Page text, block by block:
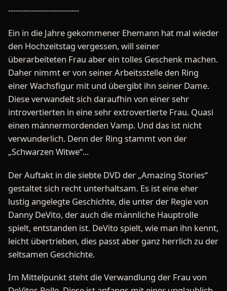
----------------------------
Ein in die Jahre gekommener Ehemann hat mal wieder
den Hochzeitstag vergessen, will seiner
überarbeiteten Frau aber ein tolles Geschenk machen.
Daher nimmt er von seiner Arbeitsstelle den Ring
einer Wachsfigur mit und übergibt ihn seiner Dame.
Diese verwandelt sich daraufhin von einer sehr
introvertierten in eine sehr extrovertierte Frau. Quasi
einen männermordenden Vamp. Und das ist nicht
verwunderlich. Denn der Ring stammt von der
„Schwarzen Witwe“...
Der Auftakt in die siebte DVD der „Amazing Stories“
gestaltet sich recht unterhaltsam. Es ist eine eher
lustig angelegte Geschichte, die unter der Regie von
Danny DeVito, der auch die männliche Hauptrolle
spielt, entstanden ist. DeVito spielt, wie man ihn kennt,
leicht übertrieben, dies passt aber ganz herrlich zu der
seltsamen Geschichte.
Im Mittelpunkt steht die Verwandlung der Frau von